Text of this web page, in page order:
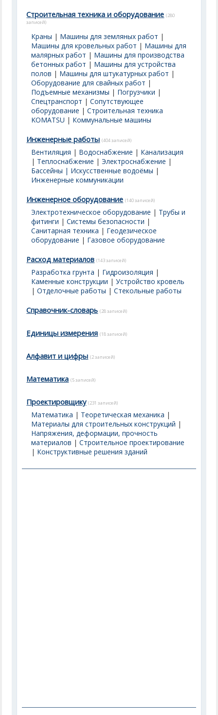
Строительная техника и оборудование (280
записей)
Краны | Машины для земляных работ |
Машины для кровельных работ | Машины для
малярных работ | Машины для производства
бетонных работ | Машины для устройства
полов | Машины для штукатурных работ |
Оборудование для свайных работ |
Подъемные механизмы | Погрузчики |
Спецтранспорт |Сопутствующее
оборудование |Строительная техника
KOMATSU | Коммунальные машины
Инженерные работы (404 записей)
Вентиляция | Водоснабжение | Канализация
| Теплоснабжение |Электроснабжение |
Бассейны | Искусственные водоёмы |
Инженерные коммуникации
Инженерное оборудование (140 записей)
Электротехническое оборудование | Трубы и
фитинги |Системы безопасности |
Санитарная техника | Геодезическое
оборудование | Газовое оборудование
Расход материалов (143 записей)
Разработка грунта | Гидроизоляция |
Каменные конструкции |Устройство кровель
|Отделочные работы |Стекольные работы
Справочник-словарь (28 записей)
Единицы измерения (18 записей)
Алфавит и цифры (2 записей)
Математика (5 записей)
Проектировщику (231 записей)
Математика | Теоретическая механика |
Материалы для строительных конструкций |
Напряжения, деформации, прочность
материалов |Строительное проектирование
| Конструктивные решения зданий